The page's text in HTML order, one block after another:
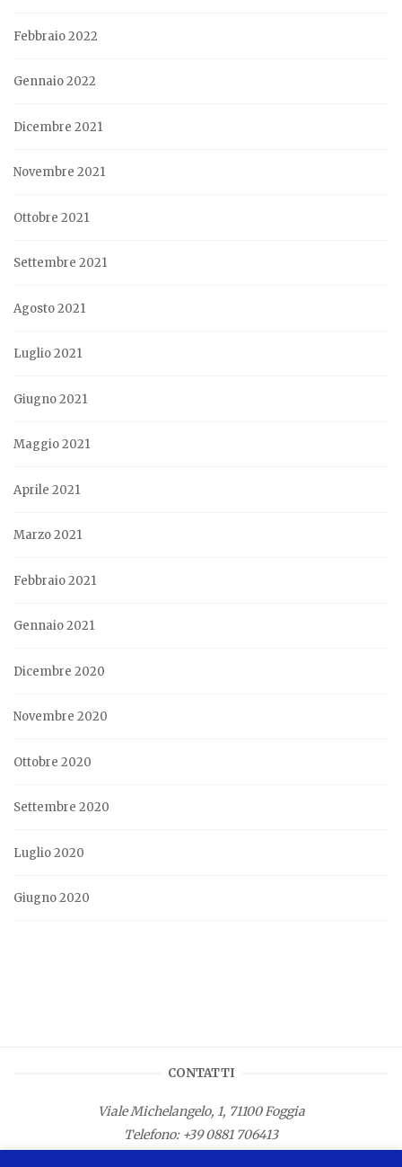
Febbraio 2022
Gennaio 2022
Dicembre 2021
Novembre 2021
Ottobre 2021
Settembre 2021
Agosto 2021
Luglio 2021
Giugno 2021
Maggio 2021
Aprile 2021
Marzo 2021
Febbraio 2021
Gennaio 2021
Dicembre 2020
Novembre 2020
Ottobre 2020
Settembre 2020
Luglio 2020
Giugno 2020
CONTATTI
Viale Michelangelo, 1, 71100 Foggia
Telefono: +39 0881 706413